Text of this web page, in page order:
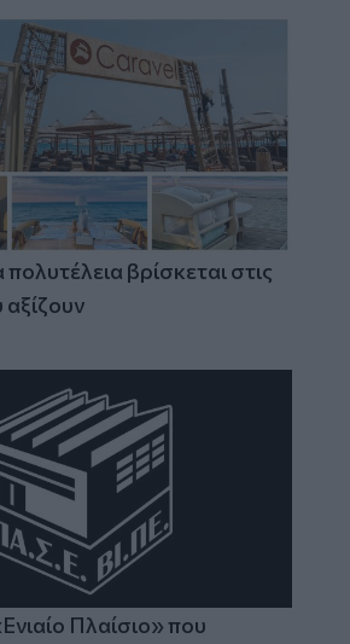
βρίσκεται στις
αξίζουν
Πλαίσιο» που